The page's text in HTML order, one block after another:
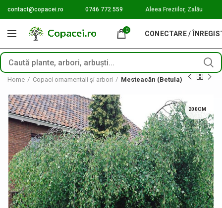
contact@copacei.ro 0746 772 559 Aleea Freziilor, Zalău
0 CONECTARE /
Home Copaci ornamentali și arbori Mesteacăn (Betula)
200CM